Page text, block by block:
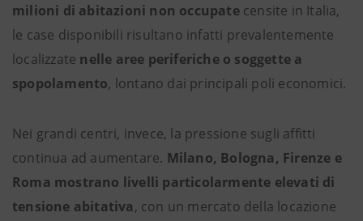
milioni di abitazioni non occupatecensite in Italia,
le case disponibili risultano infatti prevalentemente
localizzate nelle aree periferiche o soggette a
spopolamento, lontano dai principali poli economici.
Nei grandi centri, invece, la pressione sugli affitti
continua ad aumentare. Milano, Bologna, Firenze e
Roma mostrano livelli particolarmente elevati di
tensione abitativa, con un mercato della locazione